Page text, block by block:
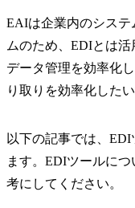
EAIは企業内のシス
ムのため、EDIとは
データ管理を効率化
り取りを効率化した
以下の記事では、
ます。EDIツールに
考にしてください。